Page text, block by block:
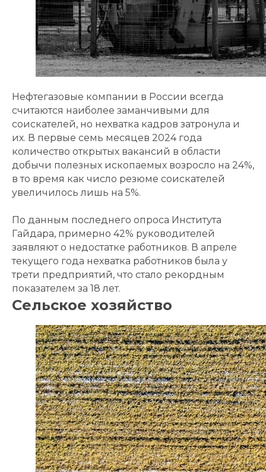
Нефтегазовые компании в России всегда
считаются наиболее заманчивыми для
соискателей, но нехватка кадров затронула и
их. В первые семь месяцев 2024 года
количество открытых вакансий в области
добычи полезных ископаемых возросло на 24%,
в то время как число резюме соискателей
увеличилось лишь на 5%.
По данным последнего опроса Института
Гайдара, примерно 42% руководителей
заявляют о недостатке работников. В апреле
текущего года нехватка работников была у
трети предприятий, что стало рекордным
показателем за 18 лет.
Сельское хозяйство